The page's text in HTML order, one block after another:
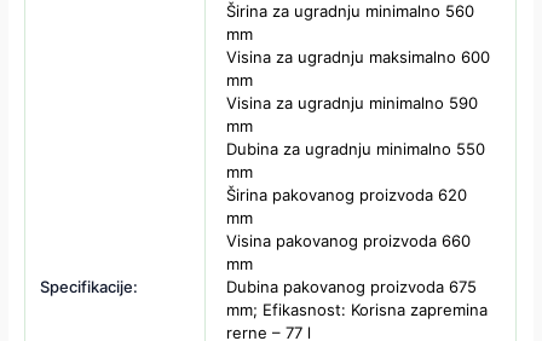
Specifikacije:
Širina za ugradnju minimalno 560
mm
Visina za ugradnju maksimalno 600
mm
Visina za ugradnju minimalno 590
mm
Dubina za ugradnju minimalno 550
mm
Širina pakovanog proizvoda 620
mm
Visina pakovanog proizvoda 660
mm
Dubina pakovanog proizvoda 675
mm; Efikasnost: Korisna zapremina
rerne – 77 l